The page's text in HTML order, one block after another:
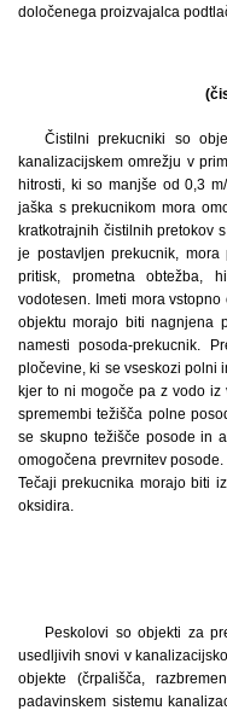
določenega proizvajalca
Čistilni prekucniki so
kanalizacijskem omrežju v
hitrosti, ki so manjše od 0,3
jaška s prekucnikom mora
kratkotrajnih čistilnih pretokov
je postavljen prekucnik, mora
pritisk, prometna obtežba,
vodotesen. Imeti mora
objektu morajo biti nagnjena
namesti posoda-prekucnik.
pločevine, ki se vseskozi polni
kjer to ni mogoče pa z vodo
spremembi težišča polne
se skupno težišče posode in
omogočena prevrnitev
Tečaji prekucnika morajo biti
oksidira.
Peskolovi so objekti za
usedljivih snovi v
objekte (črpališča,
padavinskem sistemu